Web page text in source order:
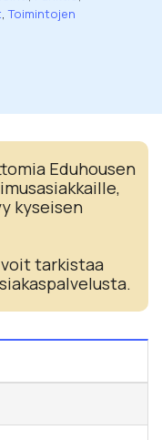
,Toimintojen
Eduhousen
kyseisen
tarkistaa